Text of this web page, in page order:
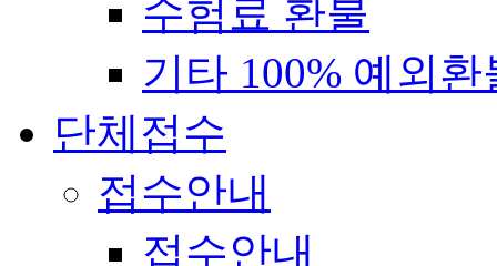
수험료 환불
기타 100% 예외환
단체접수
접수안내
접수안내